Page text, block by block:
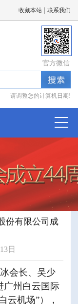
收藏本站 联系我们
官方微信
请调整您的计算机日期!
份有限公司成
日
会长、吴少
广州白云国际
云机场”），